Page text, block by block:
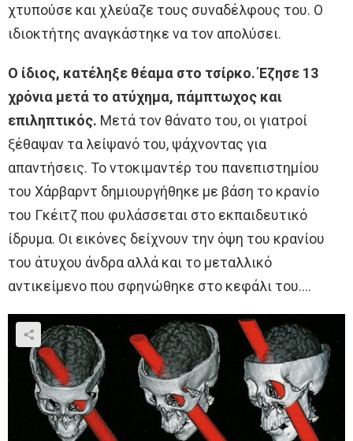
χτυπούσε και χλεύαζε τους συναδέλφους του. Ο
ιδιοκτήτης αναγκάστηκε να τον απολύσει.
Ο ίδιος, κατέληξε θέαμα στο τσίρκο. Έζησε 13
χρόνια μετά το ατύχημα, πάμπτωχος και
επιληπτικός. Μετά τον θάνατο του, οι γιατροί
ξέθαψαν τα λείψανό του, ψάχνοντας για
απαντήσεις. Το ντοκιμαντέρ του πανεπιστημίου
του Χάρβαρντ δημιουργήθηκε με βάση το κρανίο
του Γκέιτζ που φυλάσσεται στο εκπαιδευτικό
ίδρυμα. Οι εικόνες δείχνουν την όψη του κρανίου
του άτυχου άνδρα αλλά και το μεταλλικό
αντικείμενο που σφηνώθηκε στο κεφάλι του….